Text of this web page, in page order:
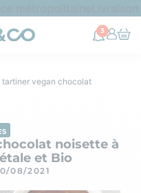
3
tartiner vegan chocolat
noisette à
et Bio
08/2021